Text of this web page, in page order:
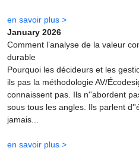
en savoir plus >
January 2026
Comment l’analyse de la valeur
durable
Pourquoi les décideurs et les
ils pas la méthodologie AV/
connaissent pas. Ils n''abordent
sous tous les angles. Ils parlent
jamais...
en savoir plus >